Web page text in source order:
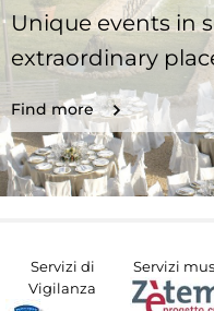
Unique events in
extraordinary
Find more
Servizi di
Vigilanza
Servizi